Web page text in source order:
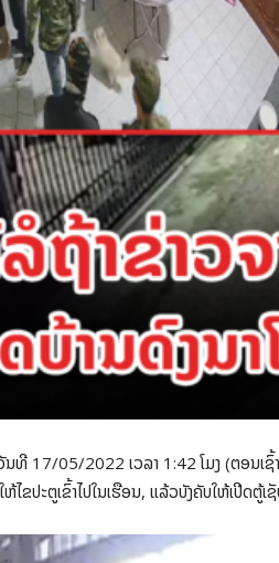
ນທີ 17/05/2022 ເວລາ 1:42 ໂມງ (ຕອນເ
ຫ້ໄຂປະຕູເຂົ້າໄປໃນເຮືອນ, ແລ້ວບັງຄັບໃຫ້ເປີດ